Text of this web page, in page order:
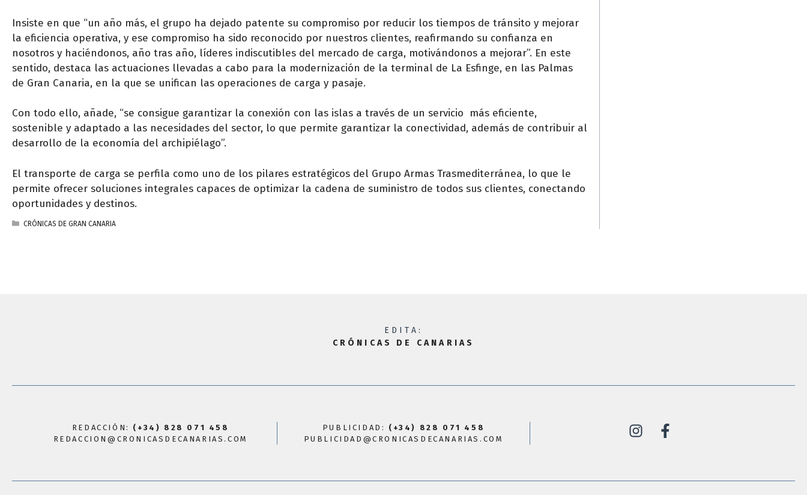
Insiste en que “un año más, el grupo ha dejado patente su compromiso por reducir los tiempos de tránsito y mejorar
la eficiencia operativa, y ese compromiso ha sido reconocido por nuestros clientes, reafirmando su confianza en
nosotros y haciéndonos, año tras año, líderes indiscutibles del mercado de carga, motivándonos a mejorar”. En este
sentido, destaca las actuaciones llevadas a cabo para la modernización de la terminal de La Esfinge, en las Palmas
de Gran Canaria, en la que se unifican las operaciones de carga y pasaje.
Con todo ello, añade, “se consigue garantizar la conexión con las islas a través de un servicio más eficiente,
sostenible y adaptado a las necesidades del sector, lo que permite garantizar la conectividad, además de contribuir al
desarrollo de la economía del archipiélago”.
El transporte de carga se perfila como uno de los pilares estratégicos del Grupo Armas Trasmediterránea, lo que le
permite ofrecer soluciones integrales capaces de optimizar la cadena de suministro de todos sus clientes, conectando
oportunidades y destinos.
CATEGORÍAS
CRÓNICAS DE GRAN CANARIA
EDITA:
CRÓNICAS DE CANARIAS
REDACCIÓN: (+34) 828 071 458
REDACCION@CRONICASDECANARIAS.COM
PUBLICIDAD: (+34) 828 071 458
PUBLICIDAD@CRONICASDECANARIAS.COM